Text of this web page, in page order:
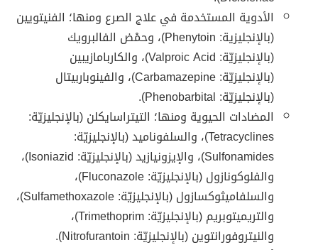
الأدوية المستخدمة في علاج الصرع ومنها؛ الفنيتويين
(بالإنجليزية: Phenytoin)، وحمْض الفالبرويك
(بالإنجليزيّة: Valproic Acid)، والكاربامازيبين
(بالإنجليزيّة: Carbamazepine)، والفينوباربيتال
(بالإنجليزيّة: Phenobarbital).
المضادات الحيوية ومنها؛ التيتراسايكلن (بالإنجليزيّة:
Tetracyclines)، والسلفوناميد (بالإنجليزيّة:
Sulfonamides)، والإيزونيازيد (بالإنجليزيّة: Isoniazid)،
والفلوكونازول (بالإنجليزيّة: Fluconazole)،
والسلفاميثوكسازول (بالإنجليزيّة: Sulfamethoxazole)،
والتريميتوبريم (بالإنجليزيّة: Trimethoprim)،
والنيتروفورانتوين (بالإنجليزيّة: Nitrofurantoin).